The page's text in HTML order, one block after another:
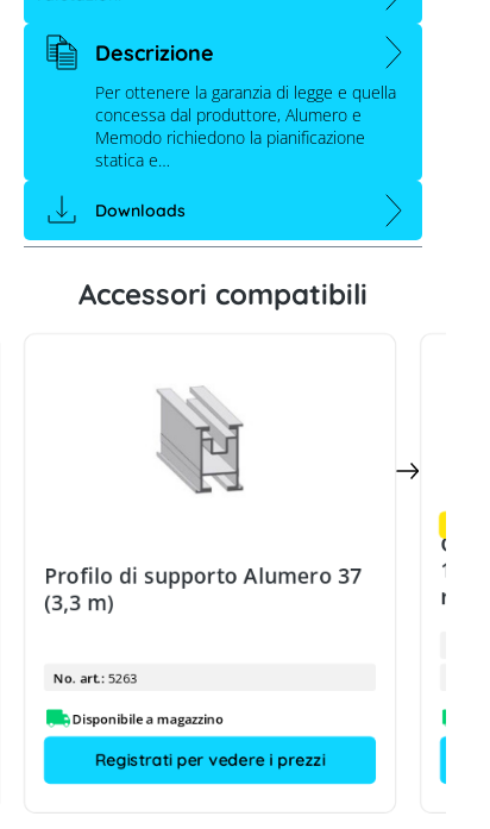
Connettore profilo Alumero
Descrizione
Per ottenere la garanzia di legge e quella
concessa dal produttore, Alumero e
Memodo richiedono la pianificazione
statica e…
Downloads
Accessori compatibili
Profilo di supporto Alumero 37
(3,3 m)
No. art.: 5263
Disponibile a magazzino
Registrati per vedere i prezzi
10